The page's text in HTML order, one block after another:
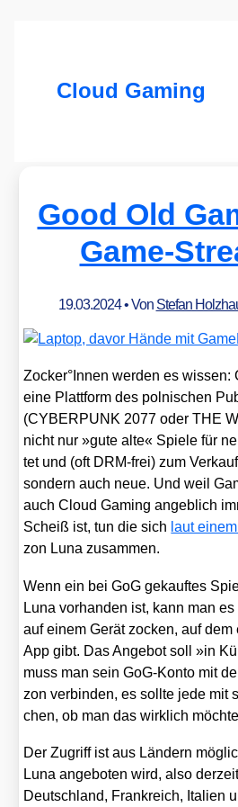
Cloud Gaming
Good Old
Game-
19.03.2024• Von Stefan
Zocker°Innen wer­den es wis­sen:
eine Platt­form des pol­ni­schen
(CYBERPUNK 2077 oder THE
nicht nur »gute alte« Spie­le für
tet und (oft DRM-frei) zum
son­dern auch neue. Und weil
auch Cloud Gam­ing angeb­lich
Scheiß ist, tun die sich laut
zon Luna zusam­men.
Wenn ein bei GoG gekauf­tes
Luna vor­han­den ist, kann man
auf einem Gerät zocken, auf
App gibt. Das Ange­bot soll »in
muss man sein GoG-Kon­to mit
zon ver­bin­den, es soll­te jede mit
chen, ob man das wirk­lich
Der Zugriff ist aus Län­dern
Luna ange­bo­ten wird, also
Deutsch­land, Frank­reich, Ita­li­en